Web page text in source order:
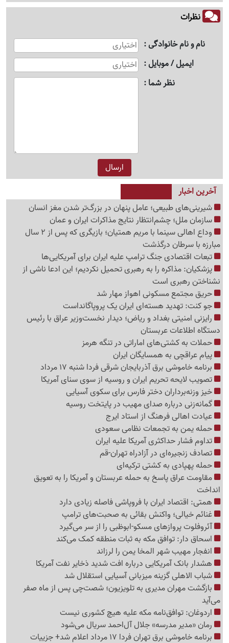
نظرات
نام و نام خانوادگی
ایمیل / موبایل
نظر شما
آخرین اخبار
شیرینی‌های طبیعی؛ عامل پنهان در بزرگ‌تر شدن مغز انسان
سازمان ملل؛ چشم‌انتظار نتایج مذاکرات ایران و عمان
وداع اهالی سینما با مریم همتیان؛ بازیگری که پس از 2 سال
مبارزه با سرطان درگذشت
تبعات اقتصادی جنگ ترامپ علیه ایران برای آمریکایی‌ها
پزشکیان: مذاکره را به رهبری تحمیل نکردیم؛ این ادعا ناشی از
نشناختن رهبری است
حریق مجتمع مسکونی اهواز مهار شد
جو کنت: تهدید هسته‌ای ایران یک پروپاگانداست
رایزنی امنیتی بغداد و ریاض؛ دیدار نخست‌وزیر عراق با رئیس
دستگاه اطلاعات عربستان
حملات به کشتی‌های اماراتی در تنگه هرمز
پیام عراقچی به همسایگان ایران
برنامه خاموشی برق آذربایجان شرقی فردا شنبه 17 مرداد
تصویب لایحه تحریم ایران و روسیه از سوی سنای آمریکا
خیز وزنه‌برداران دختر فارس برای سکوی آسیایی
گمانه‌زنی درباره صدای مهیب در پایتخت روسیه
عیادت اهالی فرهنگ از استاد ایرج
حمله یمن به تجمعات نظامی سعودی
تداوم فشار حداکثری آمریکا علیه ایران
تصادف زنجیره‌ای در آزادراه تهران-قم
حمله پهپادی به کشتی ترکیه‌ای
مقاومت عراق پاسخ به حمله عربستان و آمریکا را به تعویق
انداخت
همتی: اقتصاد ایران با فروپاشی فاصله زیادی دارد
غنائم خیالی؛ واکنش بقائی به صحبت‌های ترامپ
آئروفلوت پروازهای مسکو-ابوظبی را از سر می‌گیرد
اسحاق دار: توافق مکه به ثبات منطقه کمک می‌کند
انفجار مهیب شهر المخا یمن را لرزاند
هشدار بانک آمریکایی درباره افت شدید ذخایر نفت آمریکا
شباب الاهلی گزینه میزبانی آسیایی استقلال شد
بازگشت مهران مدیری به تلویزیون؛ شصت‌چی پس از ماه صفر
می‌آید
اردوغان: توافق‌نامه مکه علیه هیچ کشوری نیست
رمان «مدیر مدرسه» جلال آل‌احمد سریال می‌شود
برنامه خاموشی برق تهران فردا 17 مرداد اعلام شد+ جزییات